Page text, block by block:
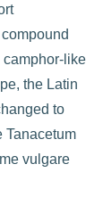
camphor-like
the Latin
to
Tanacetum
vulgare